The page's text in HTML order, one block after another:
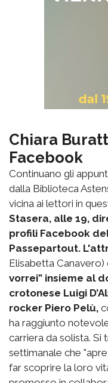
Chiara
Facebook
Continuano gli
dalla Biblioteca
vicina ai lettori in
Stasera, alle 19,
profili Facebook
Passepartout.
Elisabetta Canavero)
vorrei” insieme al
crotonese Luigi
rocker Piero Pelù,
ha raggiunto
carriera da solista. Si
settimanale che
far scoprire la loro